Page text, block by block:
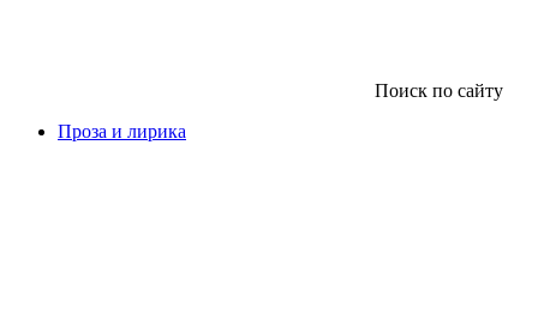
Поиск по сайту
Проза и лирика